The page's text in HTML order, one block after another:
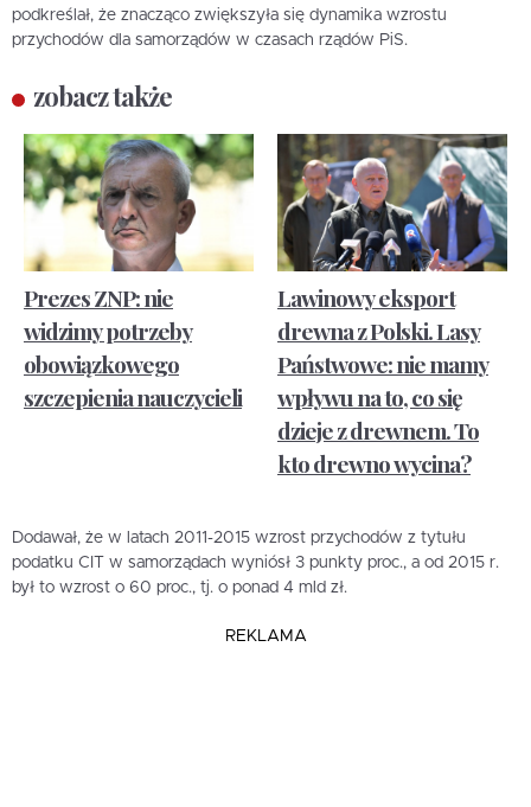
podkreślał, że znacząco zwiększyła się dynamika wzrostu
przychodów dla samorządów w czasach rządów PiS.
zobacz także
Prezes ZNP: nie
widzimy potrzeby
obowiązkowego
szczepienia nauczycieli
Lawinowy eksport
drewna z Polski. Lasy
Państwowe: nie mamy
wpływu na to, co się
dzieje z drewnem. To
kto drewno wycina?
Dodawał, że w latach 2011-2015 wzrost przychodów z tytułu
podatku CIT w samorządach wyniósł 3 punkty proc., a od 2015 r.
był to wzrost o 60 proc., tj. o ponad 4 mld zł.
REKLAMA